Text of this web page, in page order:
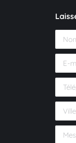
Nom *
E-
Ville